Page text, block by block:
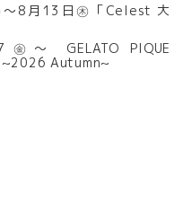
8月13日㊍「Celest 大
㊎～ GELATO PIQUE
~2026 Autumn~